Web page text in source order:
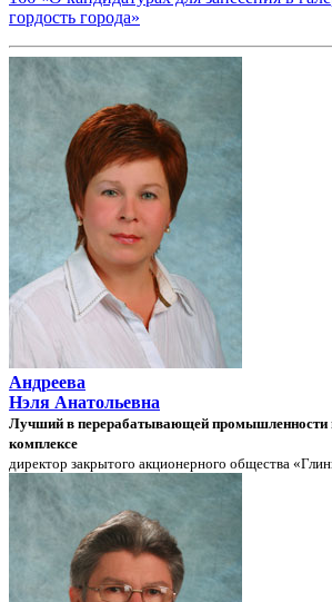
гордость города»
Андреева
Нэля Анатольевна
Лучший в перерабатывающей
комплексе
директор закрытого акционерного общества